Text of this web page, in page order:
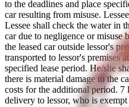
to the deadlines and place
car resulting from misuse.
Lessee shall check the water in
car due to negligence or misuse
the leased car outside lessor's
transported to lessor's premises
specified lease period. He/she
there is material damage to the
costs for the additional period.
delivery to lessor, who is